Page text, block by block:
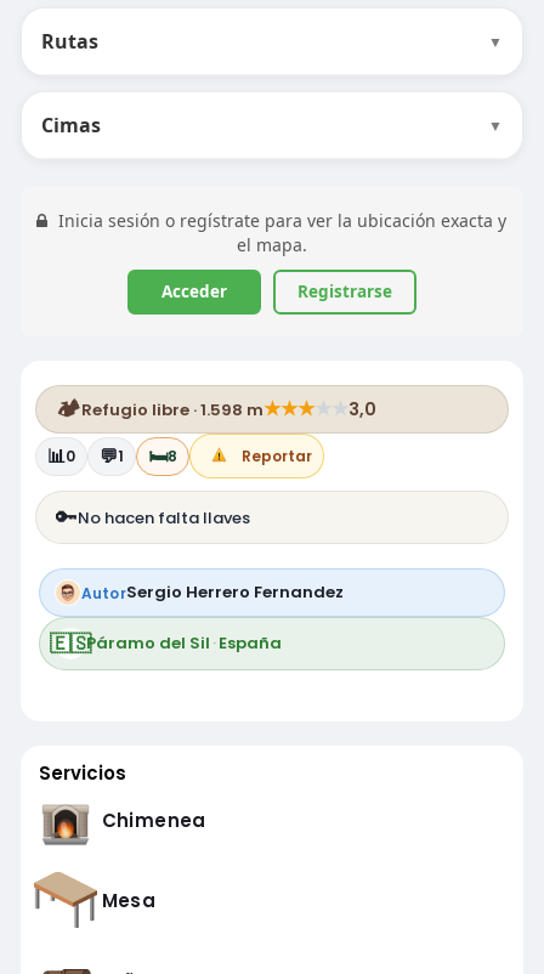
Rutas ▼
Cimas ▼
Inicia sesión o regístrate para ver la ubicación exacta y
el mapa.
Acceder Registrarse
🏕️Refugio libre · 1.598 m★★★★ ★3,0
📊0 💬1 🛏️8 Reportar
🔑No hacen falta llaves
AutorSergio Herrero Fernandez
🇪🇸Páramo del Sil ·España
Servicios
Chimenea
Mesa